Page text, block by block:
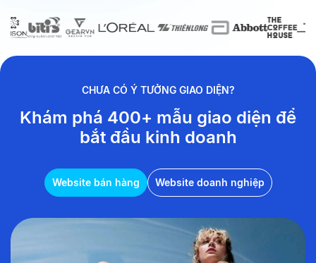
CHƯA CÓ Ý TƯỞNG GIAO DIỆN?
Khám phá 400+ mẫu giao diện để
bắt đầu kinh doanh
Website bán hàng Website doanh nghiệp